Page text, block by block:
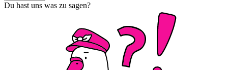
Du hast uns was zu sagen?